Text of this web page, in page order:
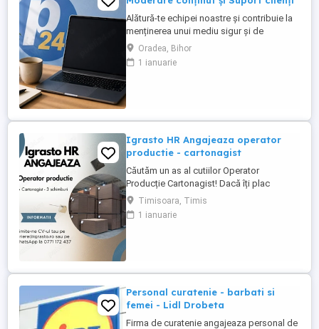
Alătură-te echipei noastre și contribuie la
menținerea unui mediu sigur și de
încredere pe platformele noastre de
anunțuri din România, Germania și
Ungaria. În funcție de experiența și
Oradea, Bihor
1 ianuarie
Igrasto HR Angajeaza operator
productie - cartonagist
Căutăm un as al cutiilor Operator
Producție Cartonagist! Dacă îți plac
lucrurile bine făcute, ai ochi de vultur
pentru detalii și îți place să vezi cum dintr-
o bucată de carton iese ceva util și fain
Timisoara, Timis
1 ianuarie
Personal curatenie - barbati si
femei - Lidl Drobeta
Firma de curatenie angajeaza personal de